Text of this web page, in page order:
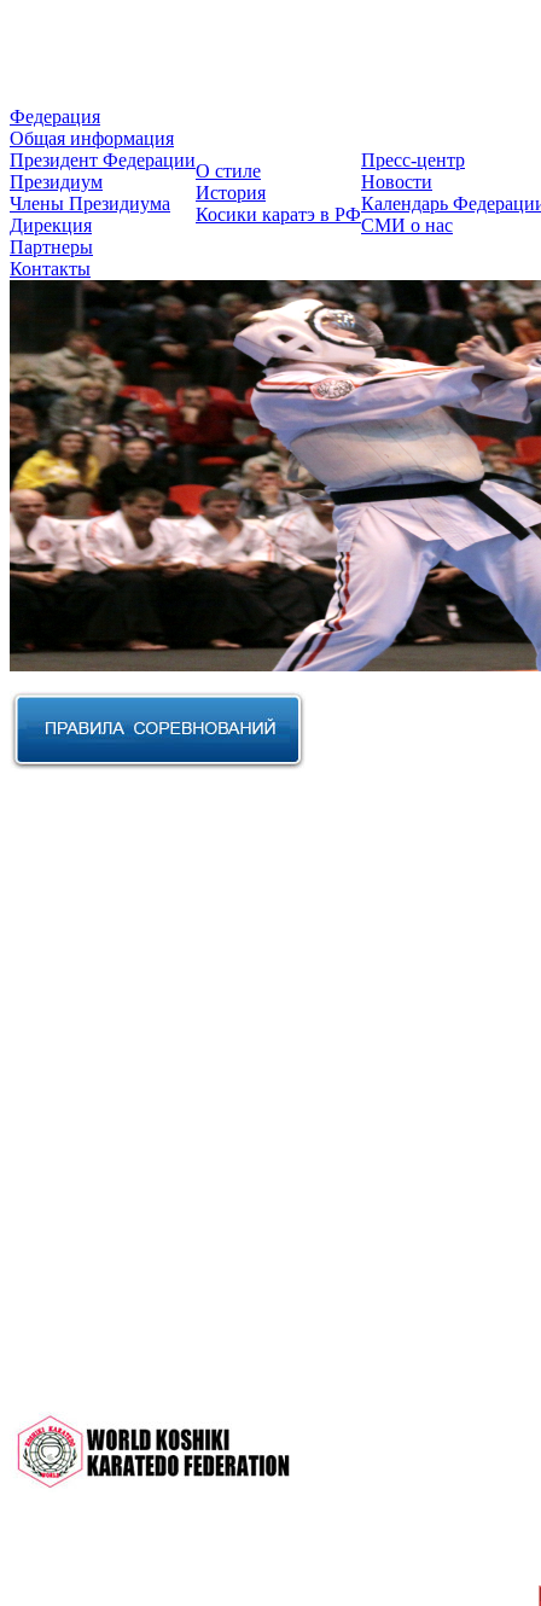
Федерация
Общая информация
Президент Федерации
Президиум
Члены Президиума
Дирекция
Партнеры
Контакты
О стиле
История
Косики каратэ в РФ
Пресс-центр
Новости
Календарь
СМИ о нас